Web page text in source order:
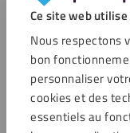
Ce site web
Nous respectons
bon
personnaliser
cookies et des
essentiels au
Plexiglass bleu opal
19,74€ TTC
Enregistrer